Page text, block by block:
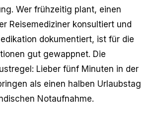
Wer frühzeitig plant, einen
Reisemediziner konsultiert und
dokumentiert, ist für die
gut gewappnet. Die
Lieber fünf Minuten in der
als einen halben Urlaubstag
Notaufnahme.